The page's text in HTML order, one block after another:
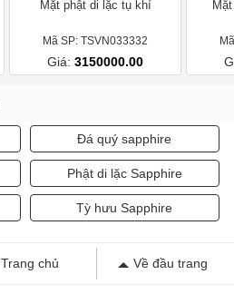
Mặt phật di lặc tụ khí
Mã SP: TSVN033332
Giá: 3150000.00
Đá quý sapphire
Phật di lặc Sapphire
Tỳ hưu Sapphire
Trang chủ Về đầu trang